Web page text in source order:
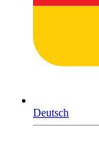
Deutsch